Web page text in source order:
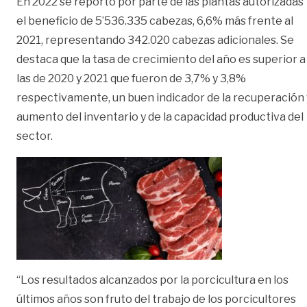
el beneficio de 5’536.335 cabezas, 6,6% más frente al
2021, representando 342.020 cabezas adicionales. Se
destaca que la tasa de crecimiento del año es superior a
las de 2020 y 2021 que fueron de 3,7% y 3,8%
respectivamente, un buen indicador de la recuperación
aumento del inventario y de la capacidad productiva del
sector.
“Los resultados alcanzados por la porcicultura en los
últimos años son fruto del trabajo de los porcicultores